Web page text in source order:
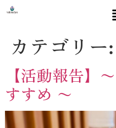
カテゴリー:
【活動報告】
すすめ 〜